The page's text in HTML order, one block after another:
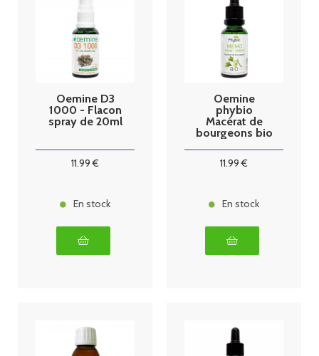
Oemine D3
1000 - Flacon
spray de 20ml
11.99 €
En stock
Oemine
phybio
Macérat de
bourgeons bio
11.99 €
En stock